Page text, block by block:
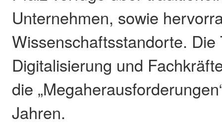
Unternehmen, sowie
Wissenschaftsstandorte. Die
Digitalisierung und
die
Jahren.